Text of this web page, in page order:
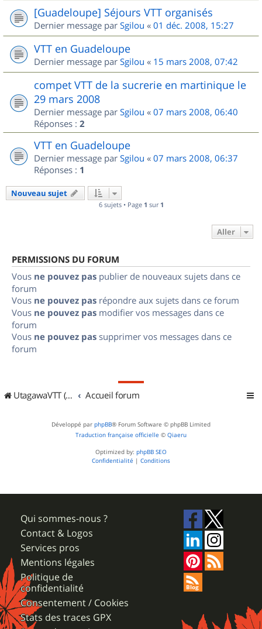
[Guadeloupe] Séjours VTT organisés
Dernier message par Sgilou « 01 déc. 2008, 15:27
VTT en Guadeloupe
Dernier message par Sgilou « 15 mars 2008, 07:42
compet VTT de la sucrerie en martinique le
29 mars 2008
Dernier message par Sgilou « 07 mars 2008, 06:40
Réponses : 2
VTT en Guadeloupe
Dernier message par Sgilou « 07 mars 2008, 06:37
Réponses : 1
Nouveau sujet
6 sujets • Page 1 sur 1
Aller
PERMISSIONS DU FORUM
Vous ne pouvez pas publier de nouveaux sujets dans ce
forum
Vous ne pouvez pas répondre aux sujets dans ce forum
Vous ne pouvez pas modifier vos messages dans ce
forum
Vous ne pouvez pas supprimer vos messages dans ce
forum
UtagawaVTT (Randos VTT et VTTAE avec traces GPS) Accueil forum
Développé par phpBB® Forum Software © phpBB Limited
Traduction française officielle © Qiaeru
Optimized by: phpBB SEO
Confidentialité | Conditions
Qui sommes-nous ?
Contact & Logos
Services pros
Mentions légales
Politique de
confidentialité
Consentement / Cookies
Stats des traces GPX